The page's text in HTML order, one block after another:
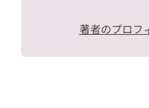
著者のプロフ